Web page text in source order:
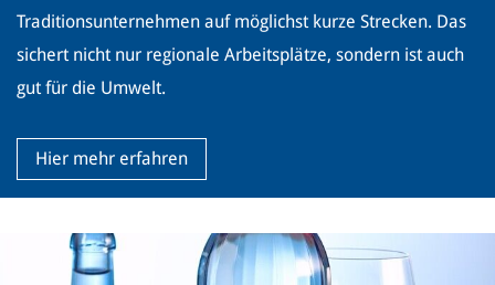
Traditionsunternehmen auf möglichst kurze Strecken. Das
sichert nicht nur regionale Arbeitsplätze, sondern ist auch
gut für die Umwelt.
Hier mehr erfahren